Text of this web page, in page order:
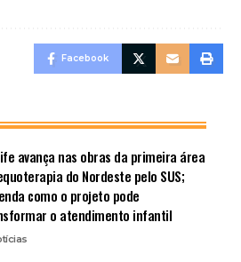
Facebook
avança nas obras da primeira área
do Nordeste pelo SUS;
como o projeto pode
o atendimento infantil